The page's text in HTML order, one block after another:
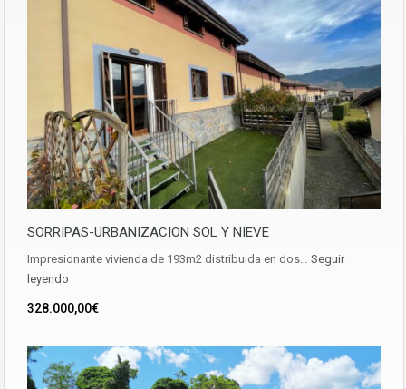
SORRIPAS-URBANIZACION SOL Y NIEVE
Impresionante vivienda de 193m2 distribuida en dos… Seguir
leyendo
328.000,00€